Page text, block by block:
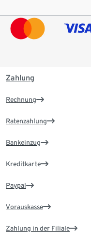
Zahlung
Rechnung
Ratenzahlung
Bankeinzug
Kreditkarte
Paypal
Vorauskasse
Zahlung in der Filiale